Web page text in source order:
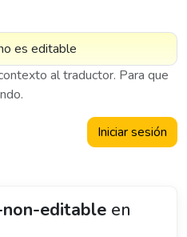
al traductor. Para que
Iniciar sesión
editable en